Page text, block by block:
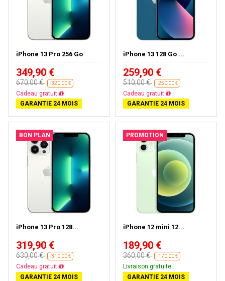
iPhone 13 Pro 256 Go
349,90 €
670,00 € -320,00 €
Livraison gratuite
GARANTIE 24 MOIS
iPhone 13 128 Go ...
259,90 €
510,00 € -250,00 €
Livraison gratuite
GARANTIE 24 MOIS
BON PLAN
iPhone 13 Pro 128...
319,90 €
630,00 € -310,00 €
Livraison gratuite
GARANTIE 24 MOIS
PROMOTION
iPhone 12 mini 12...
189,90 €
360,00 € -170,00 €
Livraison gratuite
GARANTIE 24 MOIS